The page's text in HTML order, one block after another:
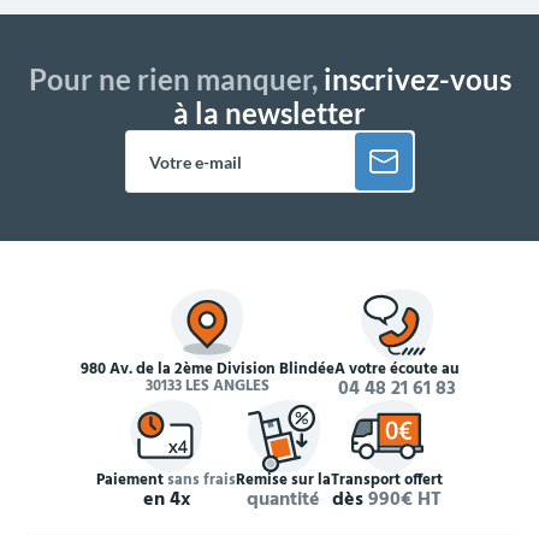
Pour ne rien manquer,inscrivez-vous
à la newsletter
980 Av. de la 2ème Division Blindée
30133 LES ANGLES
À votre écoute au
04 48 21 61 83
Paiementsans frais
en 4x
Remise sur la
quantité
Transport offert
dès990€ HT